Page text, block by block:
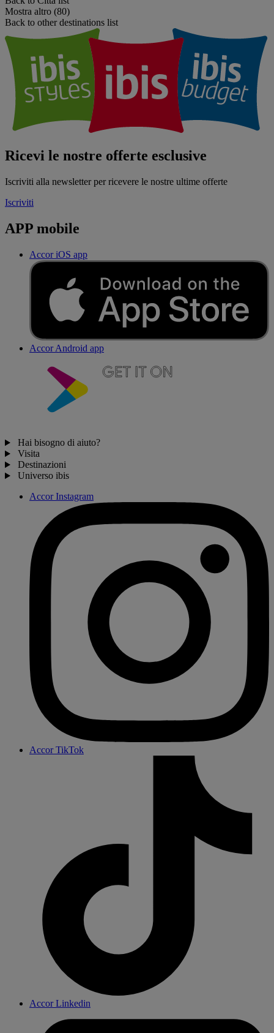
Mostra altro (80)
Back to other destinations list
Ricevi le nostre offerte esclusive
Iscriviti alla newsletter per ricevere le nostre ultime offerte
Iscriviti
APP mobile
Accor iOS app
Accor Android app
Hai bisogno di aiuto?
Visita
Destinazioni
Universo ibis
Accor Instagram
Accor TikTok
Accor Linkedin